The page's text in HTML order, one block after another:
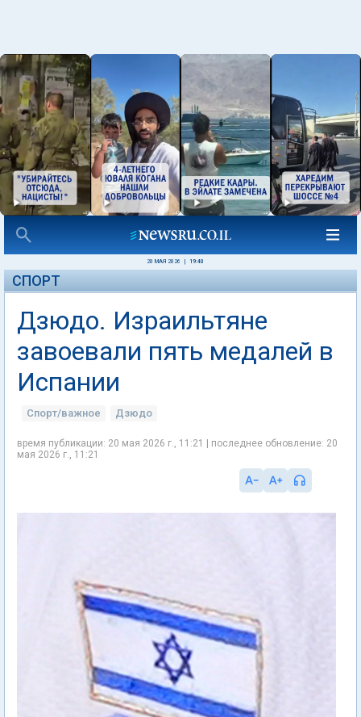
20 МАЯ 2026 19:40
СПОРТ
Дзюдо. Израильтяне
завоевали пять медалей в
Испании
Спорт/важное Дзюдо
время публикации: 20 мая 2026 г., 11:21 | последнее обновление: 20
мая 2026 г., 11:21